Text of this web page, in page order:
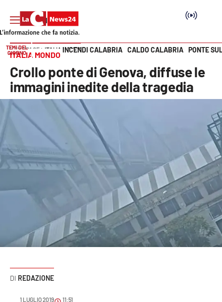
Politica
Attualità
Economia e lavoro
Italia Mondo
Sanità
Cultura
Vai
TEMI DEL
GIORNO
INCENDI CALABRIA CALDO CALABRIA PONTE
HOME PAGE ITALIA MONDO
ITALIA MONDO
Crollo ponte di Genova, diffuse le
immagini inedite della tragedia
REDAZIONE
1 LUGLIO 2019 11:51